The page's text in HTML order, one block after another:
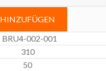
HINZUFÜGEN
BRU4-002-001
310
50